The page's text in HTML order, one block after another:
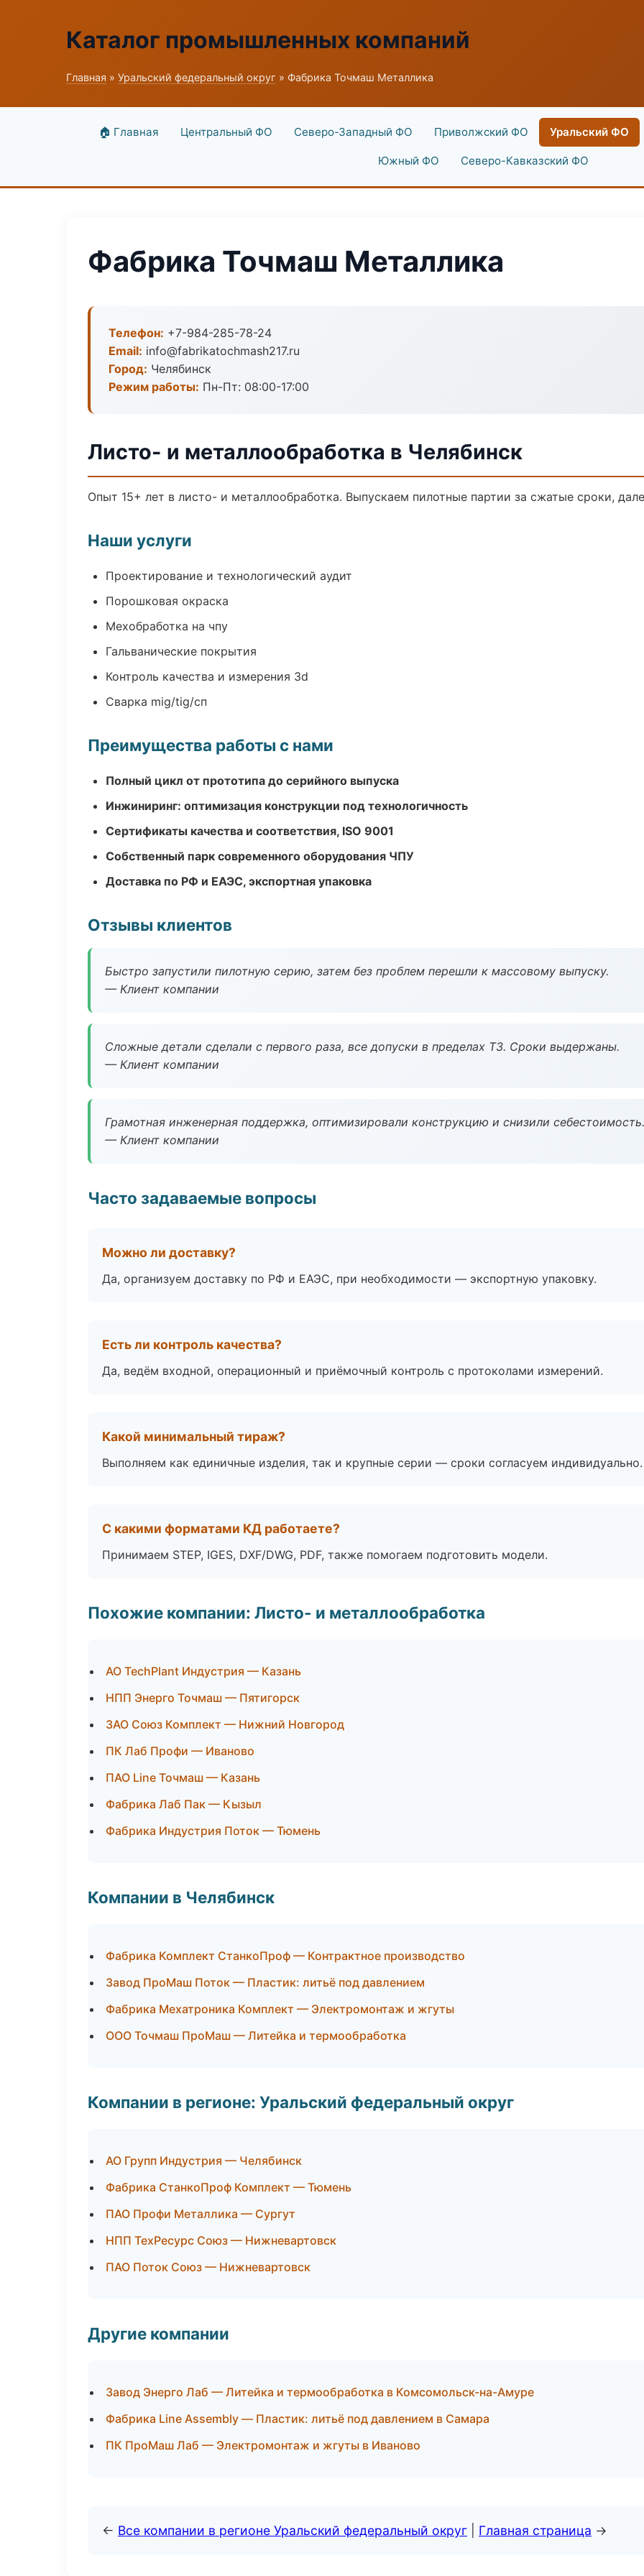
Каталог промышленных компаний
Главная » Уральский федеральный округ » Фабрика Точмаш Металлика
🏠 Главная Центральный ФО Северо-Западный ФО Приволжский ФО Уральский ФО
Южный ФО Северо-Кавказский ФО
Фабрика Точмаш Металлика
Телефон: +7-984-285-78-24
Email: info@fabrikatochmash217.ru
Город: Челябинск
Режим работы: Пн-Пт: 08:00-17:00
Листо- и металлообработка в Челябинск
Опыт 15+ лет в листо- и металлообработка. Выпускаем пилотные партии за сжатые сроки,
Наши услуги
Проектирование и технологический аудит
Порошковая окраска
Мехобработка на чпу
Гальванические покрытия
Контроль качества и измерения 3d
Сварка mig/tig/сп
Преимущества работы с нами
Полный цикл от прототипа до серийного выпуска
Инжиниринг: оптимизация конструкции под технологичность
Сертификаты качества и соответствия, ISO 9001
Собственный парк современного оборудования ЧПУ
Доставка по РФ и ЕАЭС, экспортная упаковка
Отзывы клиентов
Быстро запустили пилотную серию, затем без проблем перешли к массовому выпуску.
— Клиент компании
Сложные детали сделали с первого раза, все допуски в пределах ТЗ. Сроки выдержаны.
— Клиент компании
Грамотная инженерная поддержка, оптимизировали конструкцию и снизили себестоимость.
— Клиент компании
Часто задаваемые вопросы
Можно ли доставку?
Да, организуем доставку по РФ и ЕАЭС, при необходимости — экспортную упаковку.
Есть ли контроль качества?
Да, ведём входной, операционный и приёмочный контроль с протоколами измерений.
Какой минимальный тираж?
Выполняем как единичные изделия, так и крупные серии — сроки согласуем индивидуально.
С какими форматами КД работаете?
Принимаем STEP, IGES, DXF/DWG, PDF, также помогаем подготовить модели.
Похожие компании: Листо- и металлообработка
АО TechPlant Индустрия — Казань
НПП Энерго Точмаш — Пятигорск
ЗАО Союз Комплект — Нижний Новгород
ПК Лаб Профи — Иваново
ПАО Line Точмаш — Казань
Фабрика Лаб Пак — Кызыл
Фабрика Индустрия Поток — Тюмень
Компании в Челябинск
Фабрика Комплект СтанкоПроф — Контрактное производство
Завод ПроМаш Поток — Пластик: литьё под давлением
Фабрика Мехатроника Комплект — Электромонтаж и жгуты
ООО Точмаш ПроМаш — Литейка и термообработка
Компании в регионе: Уральский федеральный округ
АО Групп Индустрия — Челябинск
Фабрика СтанкоПроф Комплект — Тюмень
ПАО Профи Металлика — Сургут
НПП ТехРесурс Союз — Нижневартовск
ПАО Поток Союз — Нижневартовск
Другие компании
Завод Энерго Лаб — Литейка и термообработка в Комсомольск-на-Амуре
Фабрика Line Assembly — Пластик: литьё под давлением в Самара
ПК ПроМаш Лаб — Электромонтаж и жгуты в Иваново
← Все компании в регионе Уральский федеральный округ Главная страница →